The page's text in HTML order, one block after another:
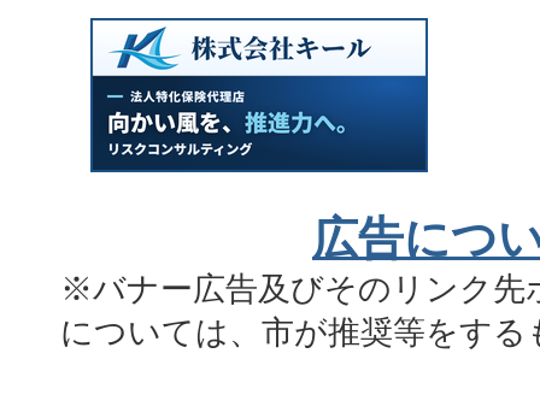
広告につ
※バナー広告及びそのリンク先
については、市が推奨等をす